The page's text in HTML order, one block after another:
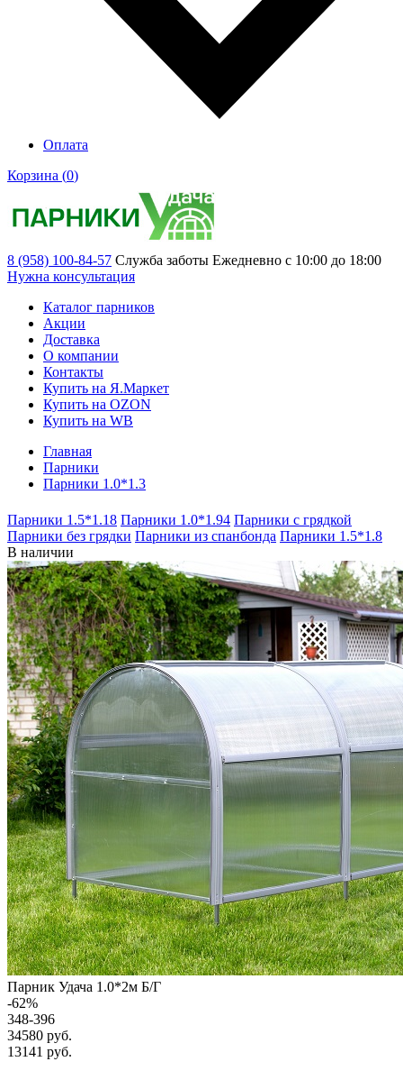
Оплата
Корзина (0)
8 (958) 100-84-57 Служба заботы Ежедневно с 10:00 до 18:00
Нужна консультация
Каталог парников
Акции
Доставка
О компании
Контакты
Купить на Я.Маркет
Купить на OZON
Купить на WB
Главная
Парники
Парники 1.0*1.3
Парники 1.5*1.18 Парники 1.0*1.94 Парники с грядкой
Парники без грядки Парники из спанбонда Парники 1.5*1.8
В наличии
Парник Удача 1.0*2м Б/Г
-62%
348-396
34580 руб.
13141 руб.